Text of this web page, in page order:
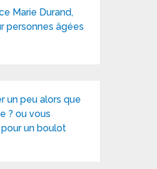
Marie Durand,
personnes âgées
un peu alors que
? ou vous
un boulot